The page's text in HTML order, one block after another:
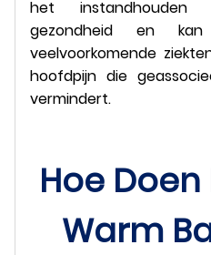
het
gezondheid en kan
veelvoorkomende
hoofdpijn die
vermindert.
Hoe
Warm